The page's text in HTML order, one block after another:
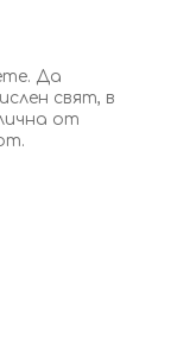
Да
свят, в
от